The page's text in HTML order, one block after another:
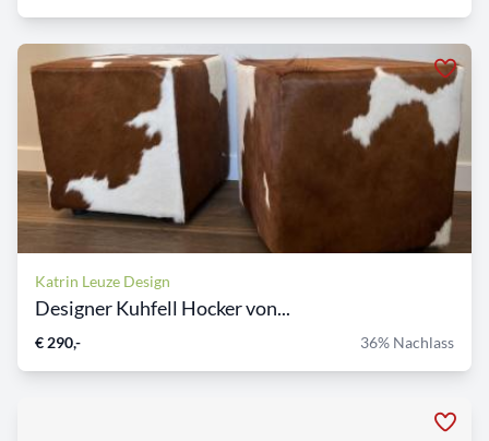
Katrin Leuze Design
Designer Kuhfell Hocker von...
€ 290,- 36% Nachlass